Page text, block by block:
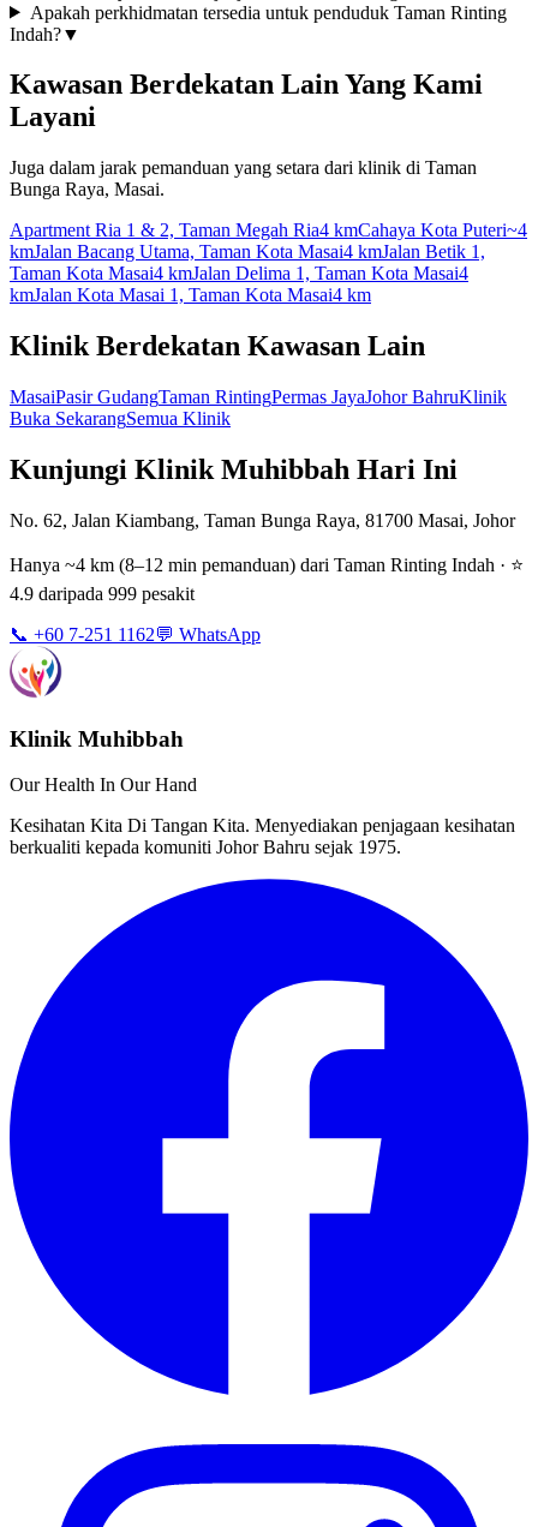
Apakah perkhidmatan tersedia untuk penduduk Taman Rinting
Indah?▼
Kawasan Berdekatan Lain Yang Kami
Layani
Juga dalam jarak pemanduan yang setara dari klinik di Taman
Bunga Raya, Masai.
Apartment Ria 1 & 2, Taman Megah Ria4 kmCahaya Kota Puteri~4
kmJalan Bacang Utama, Taman Kota Masai4 kmJalan Betik 1,
Taman Kota Masai4 kmJalan Delima 1, Taman Kota Masai4
kmJalan Kota Masai 1, Taman Kota Masai4 km
Klinik Berdekatan Kawasan Lain
MasaiPasir GudangTaman RintingPermas JayaJohor BahruKlinik
Buka SekarangSemua Klinik
Kunjungi Klinik Muhibbah Hari Ini
No. 62, Jalan Kiambang, Taman Bunga Raya, 81700 Masai, Johor
Hanya ~4 km (8–12 min pemanduan) dari Taman Rinting Indah · ⭐
4.9 daripada 999 pesakit
📞 +60 7-251 1162💬 WhatsApp
Klinik Muhibbah
Our Health In Our Hand
Kesihatan Kita Di Tangan Kita. Menyediakan penjagaan kesihatan
berkualiti kepada komuniti Johor Bahru sejak 1975.